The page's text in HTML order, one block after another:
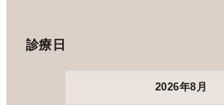
診療日
2026年8月